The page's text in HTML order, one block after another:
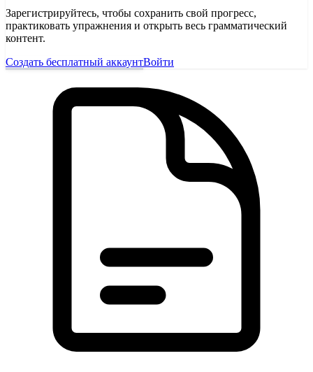
Зарегистрируйтесь, чтобы сохранить свой прогресс,
практиковать упражнения и открыть весь грамматический
контент.
Создать бесплатный аккаунтВойти